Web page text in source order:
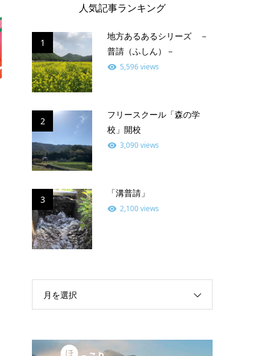
人気記事ランキング
1
地方あるあるシリーズ －
普請（ふしん）－
5,596 views
2
フリースクール「森の学
校」開校
3,090 views
3
「溝普請」
2,100 views
月を選択